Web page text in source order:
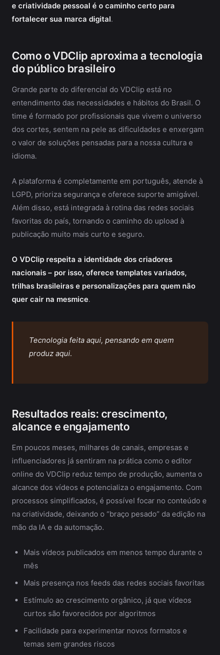
e criatividade pessoal é o caminho certo para
fortalecer sua marca digital.
Como o VDClip aproxima a tecnologia
do público brasileiro
Grande parte do diferencial do VDClip está no
entendimento das necessidades e hábitos do Brasil. O
time é formado por profissionais que vivem o universo
dos cortes, sentem na pele as dificuldades e enxergam
o valor de soluções pensadas para a nossa cultura e
idioma.
A plataforma é completamente em português, atende à
LGPD, prioriza segurança e oferece suporte amigável.
Além disso, está integrada à rotina das redes sociais
favoritas do país, tornando o caminho do upload à
publicação muito mais curto e seguro.
O VDClip respeita a identidade dos criadores
nacionais – por isso, oferece templates variados,
trilhas brasileiras e personalizações para quem não
quer cair na mesmice.
Tecnologia feita aqui, pensando em quem
produz aqui.
Resultados reais: crescimento,
alcance e engajamento
Em poucos meses, milhares de canais, empresas e
influenciadores já sentiram na prática como o editor
online do VDClip reduz tempo de produção, aumenta o
alcance dos vídeos e potencializa o engajamento. Com
processos simplificados, é possível focar no conteúdo e
na criatividade, deixando o “braço pesado” da edição na
mão da IA e da automação.
Mais vídeos publicados em menos tempo durante o
mês
Mais presença nos feeds das redes sociais favoritas
Estímulo ao crescimento orgânico, já que vídeos
curtos são favorecidos por algoritmos
Facilidade para experimentar novos formatos e
temas sem grandes riscos